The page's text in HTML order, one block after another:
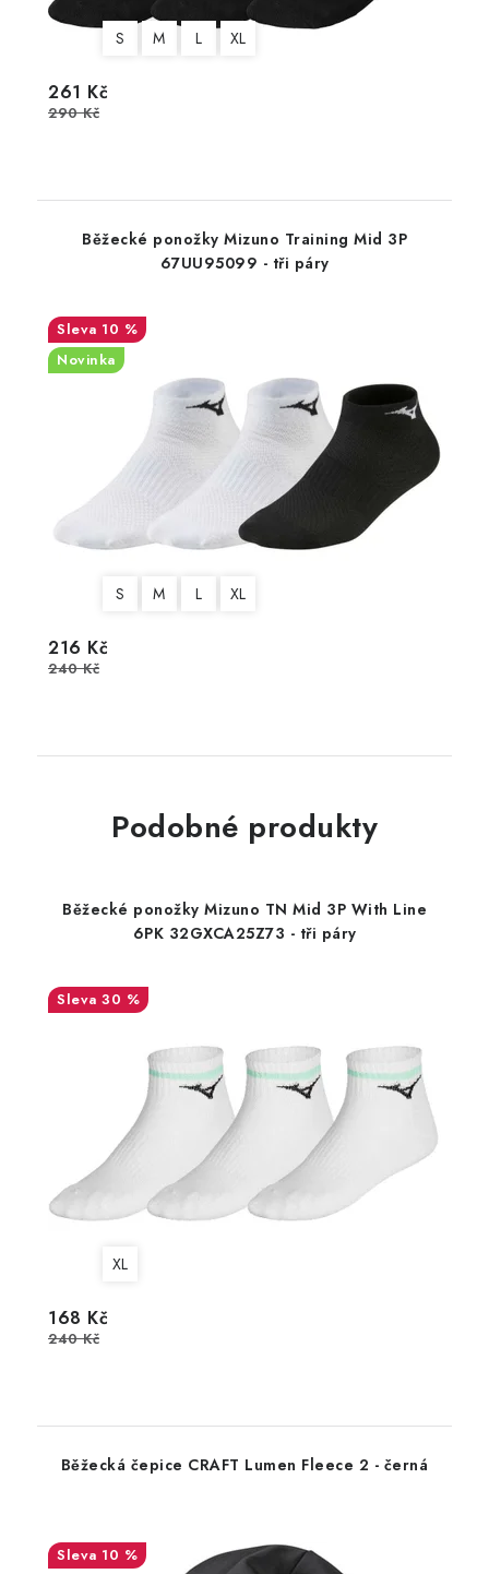
S M L XL
261 Kč
290 Kč
Běžecké ponožky Mizuno Training Mid 3P
67UU95099 - tři páry
10 %
Novinka
S M L XL
216 Kč
240 Kč
Podobné produkty
Běžecké ponožky Mizuno TN Mid 3P With Line
6PK 32GXCA25Z73 - tři páry
30 %
XL
168 Kč
240 Kč
Běžecká čepice CRAFT Lumen Fleece 2 - černá
10 %